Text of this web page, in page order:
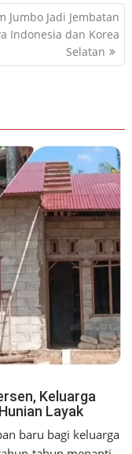
Jumbo Jadi Jembatan
Indonesia dan Korea
Selatan
Keluarga
Layak
baru bagi keluarga